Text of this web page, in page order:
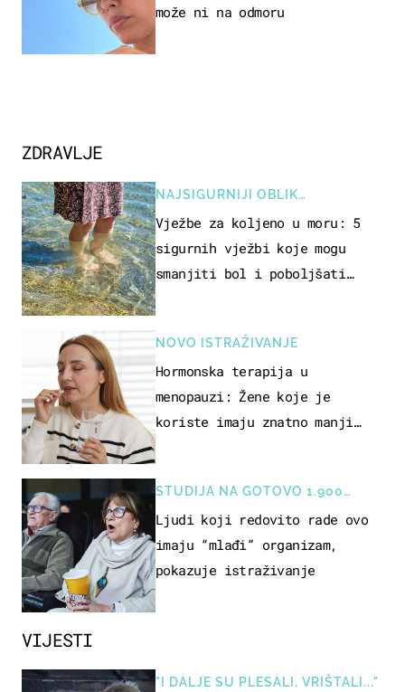
VIJESTI
"I DALJE SU PLESALI, VRIŠTALI..."
može ni na odmoru
ZDRAVLJE
NAJSIGURNIJI OBLIK
REKREACIJE
Vježbe za koljeno u moru: 5
sigurnih vježbi koje mogu
smanjiti bol i poboljšati
NOVO ISTRAŽIVANJE
Hormonska terapija u
menopauzi: Žene koje je
koriste imaju znatno manji
STUDIJA NA GOTOVO 1.900
OSOBA
Ljudi koji redovito rade ovo
imaju “mlađi” organizam,
pokazuje istraživanje